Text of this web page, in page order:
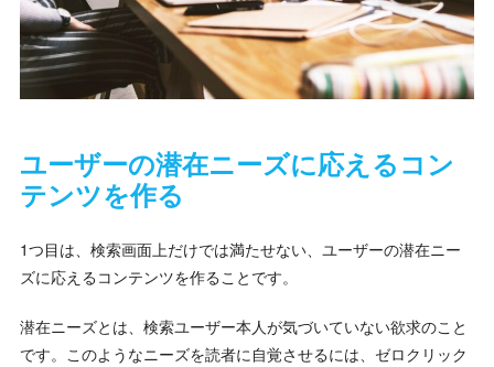
ユーザーの潜在ニーズに応えるコン
テンツを作る
1つ目は、検索画面上だけでは満たせない、ユーザーの潜在ニー
ズに応えるコンテンツを作ることです。
潜在ニーズとは、検索ユーザー本人が気づいていない欲求のこと
です。このようなニーズを読者に自覚させるには、ゼロクリック